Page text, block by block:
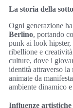
La storia della
Ogni generazione
Berlino, portando
punk ai look hipster,
ribellione e
culture, dove i
identità attraverso
animate da
ambiente dinamico
Influenze artistiche